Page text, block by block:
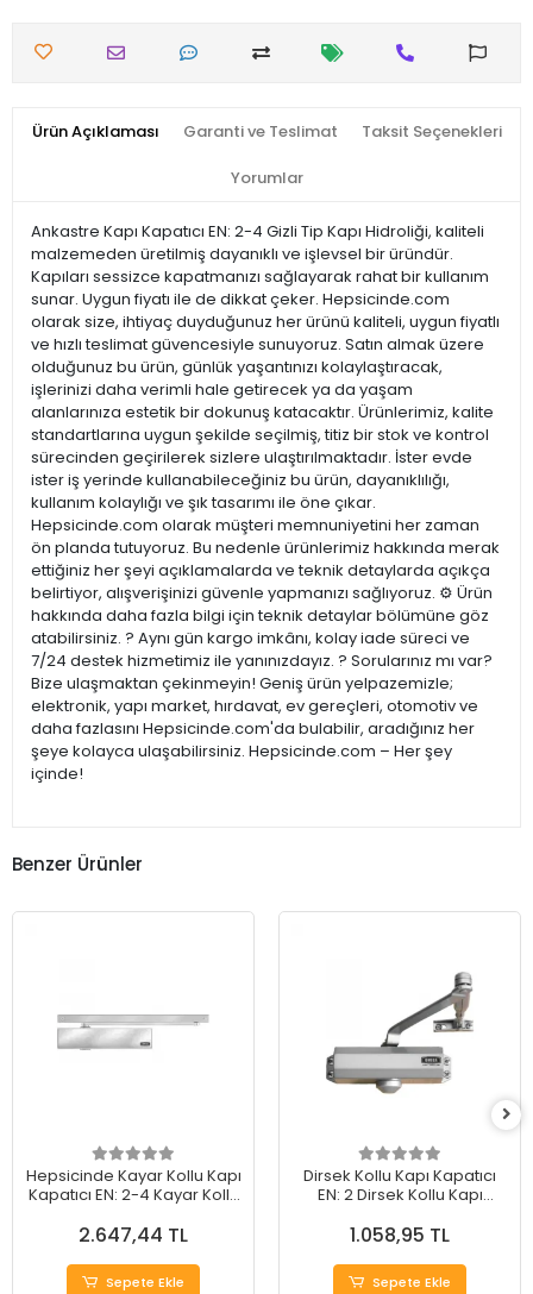
Ürün Açıklaması Garanti ve Teslimat Taksit Seçenekleri
Yorumlar
Ankastre Kapı Kapatıcı EN: 2-4 Gizli Tip Kapı Hidroliği, kaliteli
malzemeden üretilmiş dayanıklı ve işlevsel bir üründür.
Kapıları sessizce kapatmanızı sağlayarak rahat bir kullanım
sunar. Uygun fiyatı ile de dikkat çeker. Hepsicinde.com
olarak size, ihtiyaç duyduğunuz her ürünü kaliteli, uygun fiyatlı
ve hızlı teslimat güvencesiyle sunuyoruz. Satın almak üzere
olduğunuz bu ürün, günlük yaşantınızı kolaylaştıracak,
işlerinizi daha verimli hale getirecek ya da yaşam
alanlarınıza estetik bir dokunuş katacaktır. Ürünlerimiz, kalite
standartlarına uygun şekilde seçilmiş, titiz bir stok ve kontrol
sürecinden geçirilerek sizlere ulaştırılmaktadır. İster evde
ister iş yerinde kullanabileceğiniz bu ürün, dayanıklılığı,
kullanım kolaylığı ve şık tasarımı ile öne çıkar.
Hepsicinde.com olarak müşteri memnuniyetini her zaman
ön planda tutuyoruz. Bu nedenle ürünlerimiz hakkında merak
ettiğiniz her şeyi açıklamalarda ve teknik detaylarda açıkça
belirtiyor, alışverişinizi güvenle yapmanızı sağlıyoruz. ⚙️ Ürün
hakkında daha fazla bilgi için teknik detaylar bölümüne göz
atabilirsiniz. ? Aynı gün kargo imkânı, kolay iade süreci ve
7/24 destek hizmetimiz ile yanınızdayız. ? Sorularınız mı var?
Bize ulaşmaktan çekinmeyin! Geniş ürün yelpazemizle;
elektronik, yapı market, hırdavat, ev gereçleri, otomotiv ve
daha fazlasını Hepsicinde.com'da bulabilir, aradığınız her
şeye kolayca ulaşabilirsiniz. Hepsicinde.com – Her şey
içinde!
Benzer Ürünler
Hepsicinde Kayar Kollu Kapı
Kapatıcı EN: 2-4 Kayar Kollu
2.647,44 TL
Sepete Ekle
Dirsek Kollu Kapı Kapatıcı
EN: 2 Dirsek Kollu Kapı
1.058,95 TL
Sepete Ekle